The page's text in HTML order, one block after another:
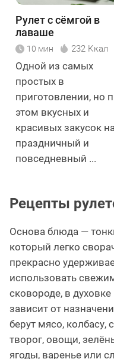
Рулет с сёмгой в
лаваше
10 мин 232 Ккал
Одной из самых
простых в
приготовлении, но
этом вкусных и
красивых закусок на
праздничный и
повседневный ...
Рецепты
Основа блюда —
который легко
прекрасно
использовать
сковороде, в
зависит от
берут мясо, колбасу,
творог, овощи,
ягоды, варенье или